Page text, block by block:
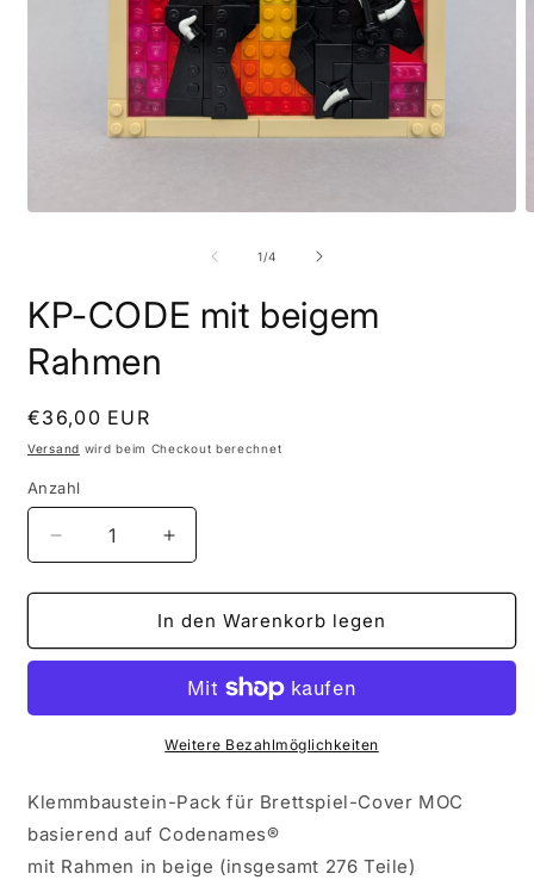
1/von
4
KP-CODE mit beigem
Rahmen
Normaler
Preis
€36,00 EUR
Versand wird beim Checkout berechnet
Anzahl
Anzahl
Verringere
die
Menge
KP-
beigem
Erhöhe
die
Menge
für
KP-
mit
beigem
Rahmen
In den Warenkorb legen
Weitere Bezahlmöglichkeiten
Klemmbaustein-Pack für Brettspiel-Cover MOC
basierend auf Codenames®
mit Rahmen in beige (insgesamt 276 Teile)